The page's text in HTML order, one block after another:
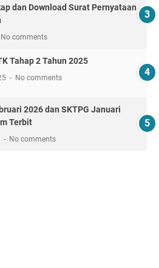
dan Download Surat Pernyataan
No comments
Tahap 2 Tahun 2025
No comments
2026 dan SKTPG Januari
Terbit
No comments